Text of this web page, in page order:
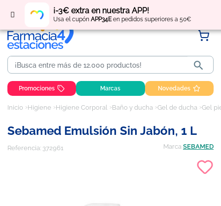
¡-3€ extra en nuestra APP!
Usa el cupón APP34Een pedidos superiores a 50€
Regístratey obtén puntos por tus compras

Promociones Marcas Novedades
Inicio Higiene Higiene Corporal Baño y ducha Gel de ducha Gel
Sebamed Emulsión Sin Jabón, 1 L
Referencia: 372961 Marca SEBAMED